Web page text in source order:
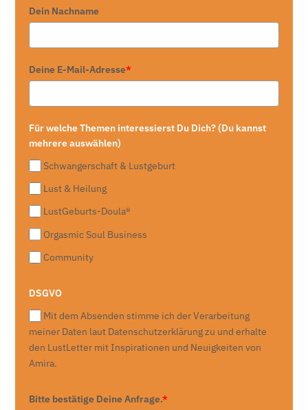
Dein Nachname
Deine E-Mail-Adresse*
Für welche Themen interessierst Du Dich? (Du kannst
mehrere auswählen)
Schwangerschaft & Lustgeburt
Lust & Heilung
LustGeburts-Doula®
Orgasmic Soul Business
Community
DSGVO
Mit dem Absenden stimme ich der Verarbeitung
meiner Daten laut Datenschutzerklärung zu und erhalte
den LustLetter mit Inspirationen und Neuigkeiten von
Amira.
Bitte bestätige Deine Anfrage.*